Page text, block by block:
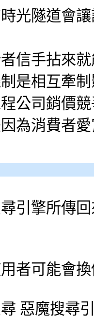
光隧道會
信手拈來
是相互牽
公司銷價
為消費者
引擎所傳
者可能會
惡魔搜尋